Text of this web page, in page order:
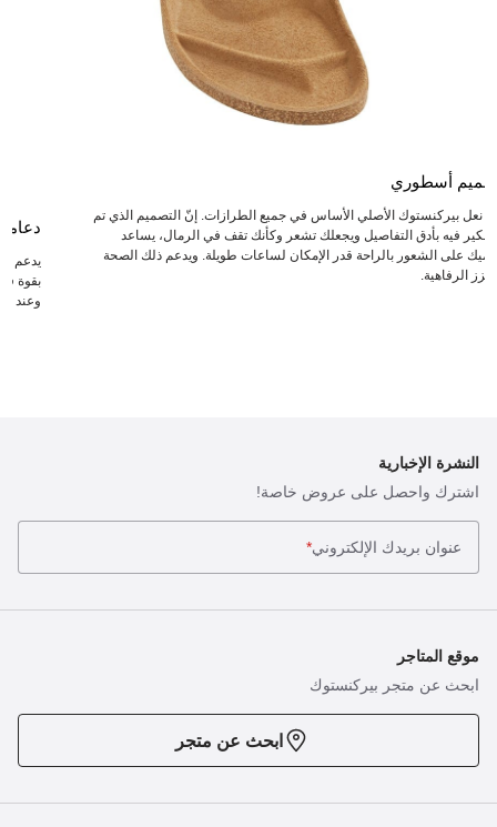
أسطوري
نعل بيركنستوك الأصلي الأساس في جميع الطرازات. إنّ التصميم الذي تم
فيه بأدق التفاصيل ويجعلك تشعر وكأنك تقف في الرمال، يساعد
على الشعور بالراحة قدر الإمكان لساعات طويلة. ويدعم ذلك الصحة
الرفاهية.
يدعم
بقوة
وعند
النشرة الإخبارية
اشترك واحصل على عروض خاصة!
عنوان بريدك الإلكتروني*
موقع المتاجر
ابحث عن متجر بيركنستوك
ابحث عن متجر